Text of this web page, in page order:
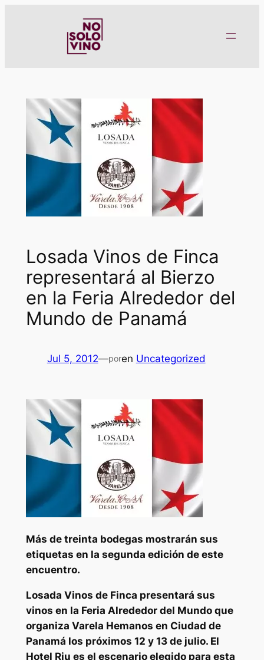
Losada Vinos de Finca
representará al Bierzo
en la Feria Alrededor del
Mundo de Panamá
Jul 5, 2012—poren Uncategorized
Más de treinta bodegas mostrarán sus
etiquetas en la segunda edición de este
encuentro.
Losada Vinos de Finca presentará sus
vinos en la Feria Alrededor del Mundo que
organiza Varela Hemanos en Ciudad de
Panamá los próximos 12 y 13 de julio. El
Hotel Riu es el escenario elegido para esta